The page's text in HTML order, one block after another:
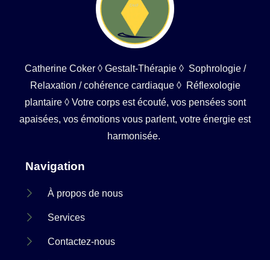
Catherine Coker ◊ Gestalt-Thérapie ◊ Sophrologie /
Relaxation / cohérence cardiaque ◊ Réflexologie
plantaire ◊ Votre corps est écouté, vos pensées sont
apaisées, vos émotions vous parlent, votre énergie est
harmonisée.
Navigation
À propos de nous
Services
Contactez-nous